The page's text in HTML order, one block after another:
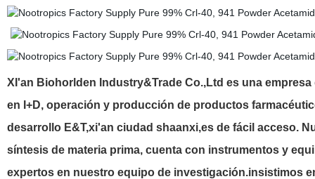
XI'an Biohorlden Industry&Trade Co.,Ltd es una
en I+D, operación y producción de productos
desarrollo E&T,xi'an ciudad shaanxi,es de fácil acceso.
síntesis de materia prima, cuenta con instrumentos y
expertos en nuestro equipo de investigación.insistimos